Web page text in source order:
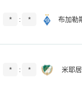
* : * 布加勒
* : * 米耶